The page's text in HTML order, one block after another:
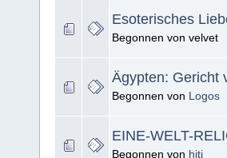
Esoterisches
Begonnen von velvet
Ägypten: Gericht
Begonnen von Logos
EINE-WELT-
Begonnen von hiti